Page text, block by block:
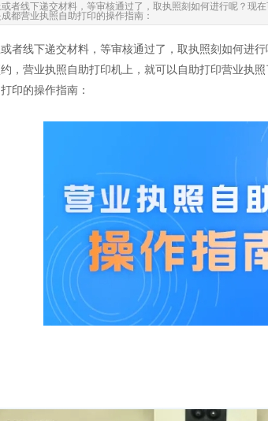
者线下递交材料，等审核通过了，取执照刻如何进行呢？现
都营业执照自助打印的操作指南：
者线下递交材料，等审核通过了，取执照刻如何进行
，营业执照自助打印机上，就可以自助打印营业执照
印的操作指南：